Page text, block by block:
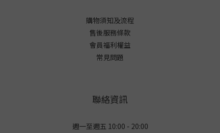
購物須知及流程
售後服務條款
會員福利權益
常見問題
聯絡資訊
週一至週五 10:00 - 20:00